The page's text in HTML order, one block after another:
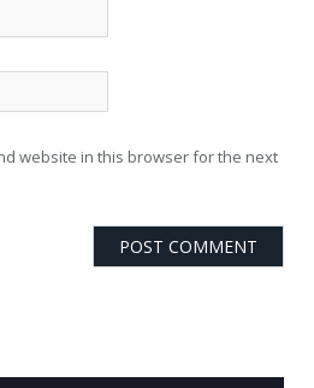
website in this browser for the next